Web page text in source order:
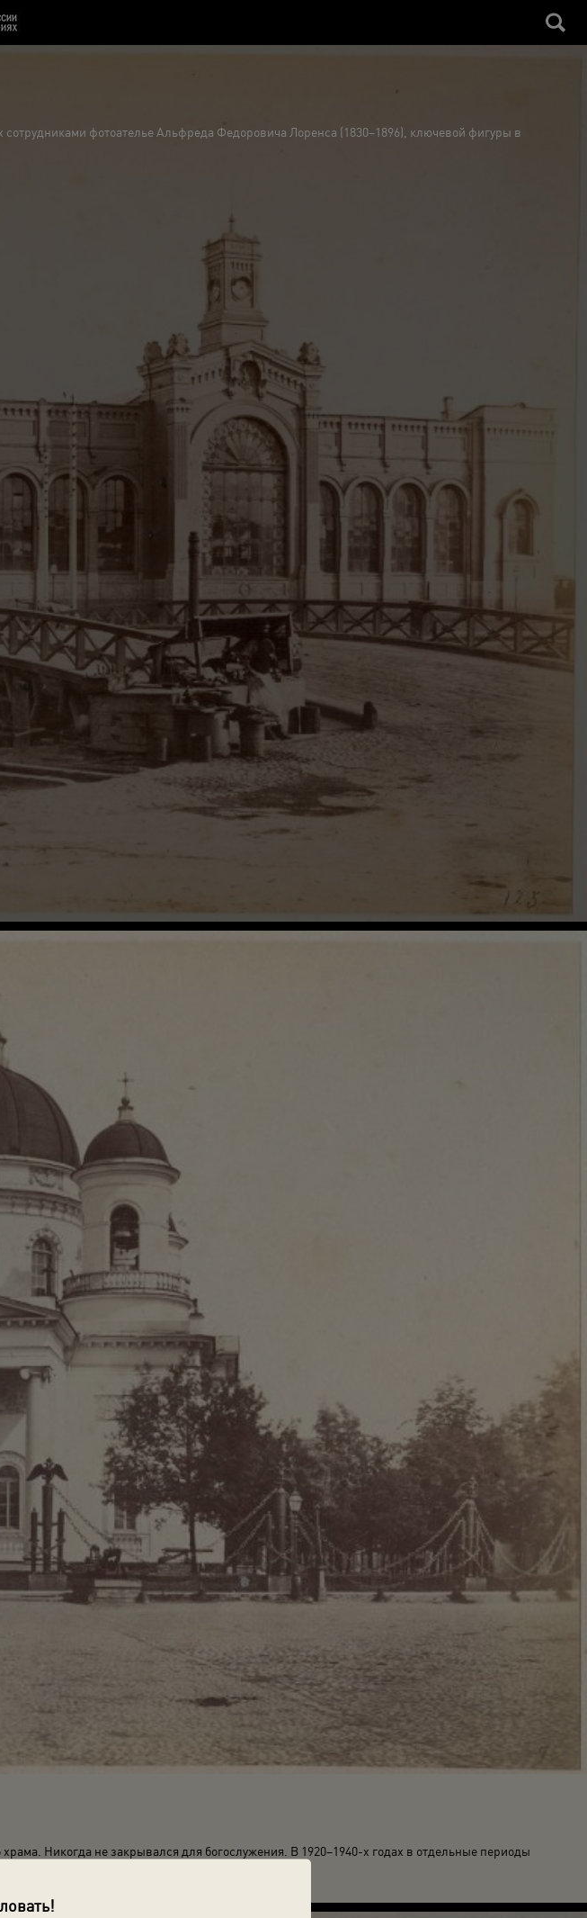
фотоателье Альфреда Федоровича Лоренса (1830–1896), ключевой фигуры в
Никогда не закрывался для богослужения. В 1920–1940-х годах в отдельные периоды